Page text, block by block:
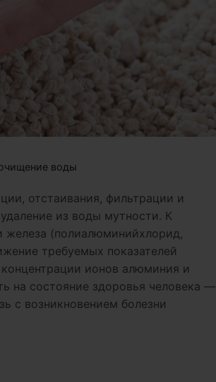
воды
отстаивания, фильтрации и
из воды мутности. К
железа (полиалюминийхлорид,
требуемых показателей
ионов алюминия и
на состояние здоровья человека —
с возникновением болезни